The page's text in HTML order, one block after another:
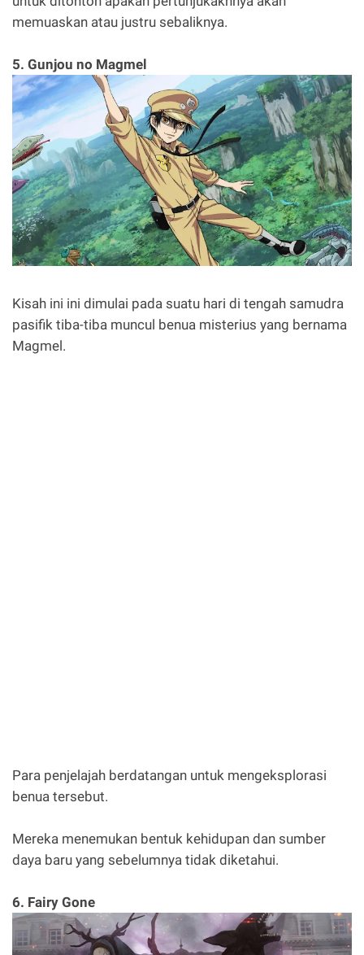
memuaskan atau justru sebaliknya.
5. Gunjou no Magmel
Kisah ini ini dimulai pada suatu hari di tengah samudra
pasifik tiba-tiba muncul benua misterius yang bernama
Magmel.
Para penjelajah berdatangan untuk mengeksplorasi
benua tersebut.
Mereka menemukan bentuk kehidupan dan sumber
daya baru yang sebelumnya tidak diketahui.
6. Fairy Gone